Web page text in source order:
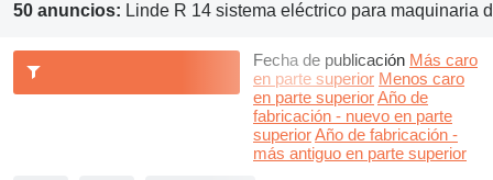
50 anuncios: Linde R 14 sistema eléctrico para maquinaria
Fecha de publicación Más caro
en parte superior Menos caro
en parte superiorAño de
fabricación - nuevo en parte
superiorAño de fabricación -
más antiguo en parte superior